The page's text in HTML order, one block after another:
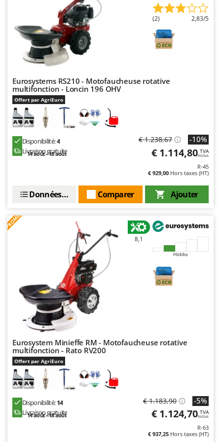
Mastercook
Masterpro
McCulloch
MCH
Michelin
Mille
Minox
Mockmill
More than chef
MOSA
MTD
N
New O.M.R.A.
Novital
NuAir
NuovaFac
O
Officine Savioli
Oliviero
Olix
OMA
Omas
Ompagrill
(2) 2,83/5
Eurosystems RS210 - Motofaucheuse rotative
multifonction - Loncin 196 OHV
Offert par AgriEuro
Disponibilité:4
Livraison gratuite
14 août - 18 août
€ 1.238,67 -10%
€ 1.114,80 TVA
Inclus
R-45
€ 929,00 Hors taxes (HT)
Ajouter
Comparer
Données techniques
PROMO
8,1
Hobby
Eurosystem Minieffe RM - Motofaucheuse rotative
multifonction - Rato RV200
Offert par AgriEuro
Disponibilité:14
Livraison gratuite
14 août - 18 août
€ 1.183,90 -5%
€ 1.124,70 TVA
Inclus
R-63
€ 937,25 Hors taxes (HT)